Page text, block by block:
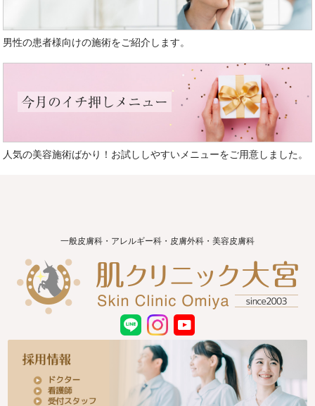
男性の患者様向けの施術をご紹介します。
今月のイチ押しメニュー
人気の美容施術ばかり！お試ししやすいメニューをご用意しました。
一般皮膚科・アレルギー科・皮膚外科・美容皮膚科